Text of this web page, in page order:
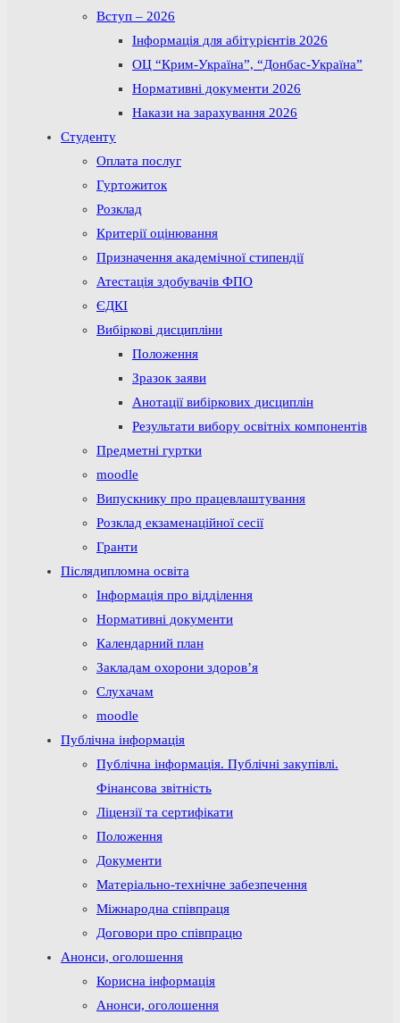
Вступ – 2026
Інформація для абітурієнтів 2026
ОЦ “Крим-Україна”, “Донбас-Україна”
Нормативні документи 2026
Накази на зарахування 2026
Студенту
Оплата послуг
Гуртожиток
Розклад
Критерії оцінювання
Призначення академічної стипендії
Атестація здобувачів ФПО
ЄДКІ
Вибіркові дисципліни
Положення
Зразок заяви
Анотації вибіркових дисциплін
Результати вибору освітніх компонентів
Предметні гуртки
moodle
Випускнику про працевлаштування
Розклад екзаменаційної сесії
Гранти
Післядипломна освіта
Інформація про відділення
Нормативні документи
Календарний план
Закладам охорони здоров’я
Слухачам
moodle
Публічна інформація
Публічна інформація. Публічні закупівлі.
Фінансова звітність
Ліцензії та сертифікати
Положення
Документи
Матеріально-технічне забезпечення
Міжнародна співпраця
Договори про співпрацю
Анонси, оголошення
Корисна інформація
Анонси, оголошення